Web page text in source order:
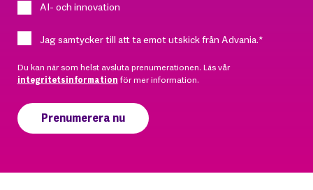
AI- och innovation
Jag samtycker till att ta emot utskick från Advania.*
Du kan när som helst avsluta prenumerationen. Läs vår
integritetsinformation för mer information.